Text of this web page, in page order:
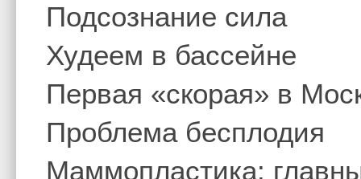
Подсознание сила
Худеем в бассейне
Первая «скорая» в
Проблема бесплодия
Маммопластика: